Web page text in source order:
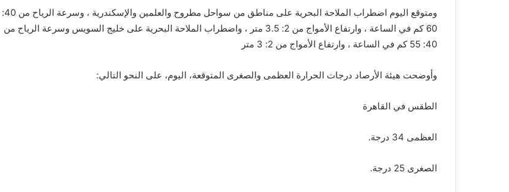
ومتوقع اليوم اضطراب الملاحة البحرية على مناطق من سواحل مطروح والعلمين والإسكندرية ، وسرعة الرياح من 40:
60 كم في الساعة ، وارتفاع الأمواج من 2: 3.5 متر ، واضطراب الملاحة البحرية على خليج السويس وسرعة الرياح من
40: 55 كم في الساعة ، وارتفاع الأمواج من 2: 3 متر
وأوضحت هيئة الأرصاد درجات الحرارة العظمى والصغرى المتوقعة، اليوم، على النحو التالي:
الطقس في القاهرة
العظمى 34 درجة.
الصغرى 25 درجة.